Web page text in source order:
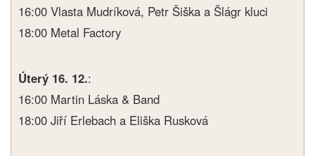
16:00 Vlasta Mudríková, Petr Šiška a Šlágr kluci
18:00 Metal Factory
Úterý 16. 12.:
16:00 Martin Láska & Band
18:00 Jiří Erlebach a Eliška Rusková